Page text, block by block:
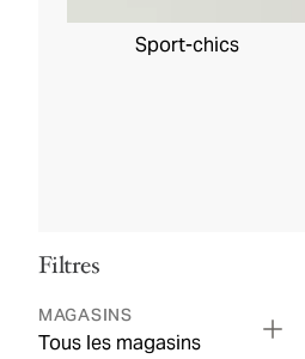
Sport-chics
Filtres
MAGASINS
Tous les magasins